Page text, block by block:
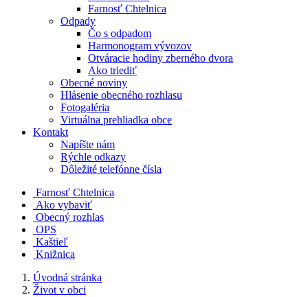
Farnosť Chtelnica
Odpady
Čo s odpadom
Harmonogram vývozov
Otváracie hodiny zberného dvora
Ako triediť
Obecné noviny
Hlásenie obecného rozhlasu
Fotogaléria
Virtuálna prehliadka obce
Kontakt
Napíšte nám
Rýchle odkazy
Dôležité telefónne čísla
Farnosť Chtelnica
Ako vybaviť
Obecný rozhlas
OPS
Kaštieľ
Knižnica
Úvodná stránka
Život v obci